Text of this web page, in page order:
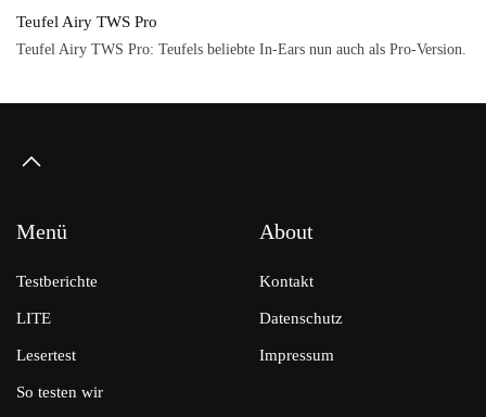
Teufel Airy TWS Pro
Teufel Airy TWS Pro: Teufels beliebte In-Ears nun auch als Pro-Version.
Menü
Testberichte
LITE
Lesertest
So testen wir
About
Kontakt
Datenschutz
Impressum